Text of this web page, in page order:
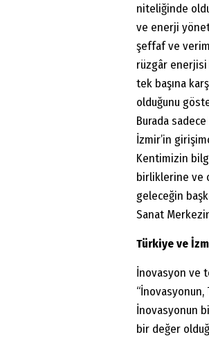
niteliğinde
ve enerji
şeffaf ve
rüzgâr enerjisi
tek başına
olduğunu
Burada
İzmir’in
Kentimizin
birliklerine ve
geleceğin
Sanat
Türkiye ve
İnovasyon ve
“İnovasyonun,
İnovasyonun
bir değer